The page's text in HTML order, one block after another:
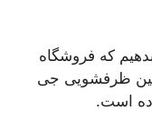
که فروشگاه
ماشین ظرفشویی جی
است.